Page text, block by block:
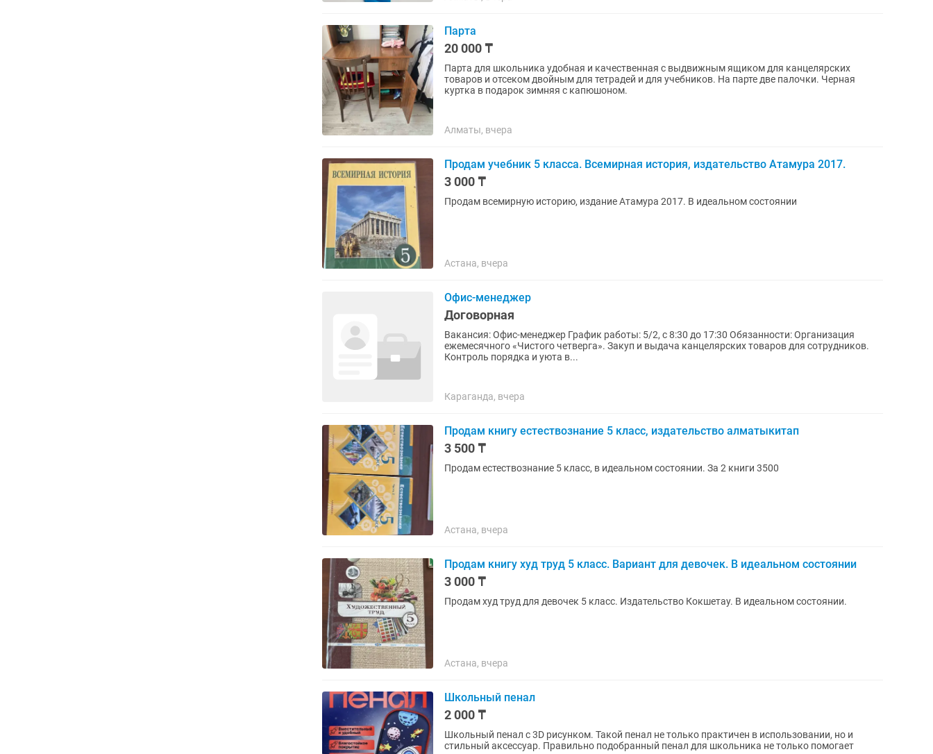
Парта
20 000 ₸
Парта для школьника удобная и качественная с выдвижным ящиком для канцелярских
товаров и отсеком двойным для тетрадей и для учебников. На парте две палочки. Черная
куртка в подарок зимняя с капюшоном.
Алматы, вчера
Продам учебник 5 класса. Всемирная история, издательство Атамура 2017.
3 000 ₸
Продам всемирную историю, издание Атамура 2017. В идеальном состоянии
Астана, вчера
Офис-менеджер
Договорная
Вакансия: Офис-менеджер График работы: 5/2, с 8:30 до 17:30 Обязанности: Организация
ежемесячного «Чистого четверга». Закуп и выдача канцелярских товаров для сотрудников.
Контроль порядка и уюта в...
Караганда, вчера
Продам книгу естествознание 5 класс, издательство алматыкитап
3 500 ₸
Продам естествознание 5 класс, в идеальном состоянии. За 2 книги 3500
Астана, вчера
Продам книгу худ труд 5 класс. Вариант для девочек. В идеальном состоянии
3 000 ₸
Продам худ труд для девочек 5 класс. Издательство Кокшетау. В идеальном состоянии.
Астана, вчера
Школьный пенал
2 000 ₸
Школьный пенал с 3D рисунком. Такой пенал не только практичен в использовании, но и
стильный аксессуар. Правильно подобранный пенал для школьника не только помогает